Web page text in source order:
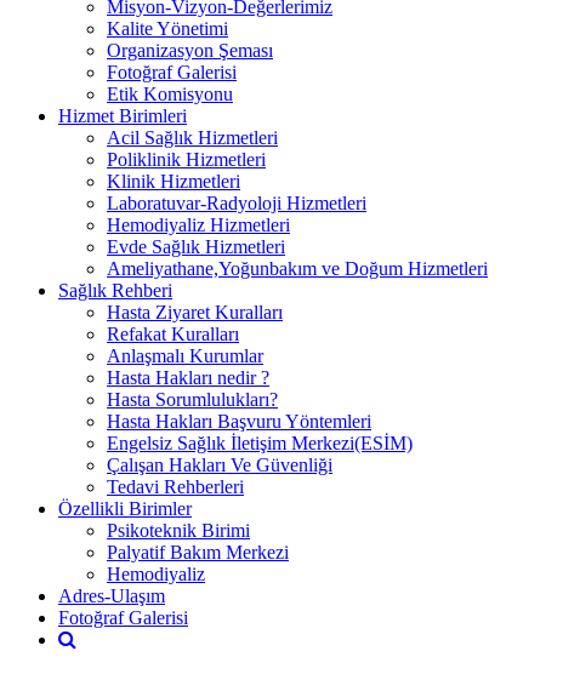
Misyon-Vizyon-Değerlerimiz
Kalite Yönetimi
Organizasyon Şeması
Fotoğraf Galerisi
Etik Komisyonu
Hizmet Birimleri
Acil Sağlık Hizmetleri
Poliklinik Hizmetleri
Klinik Hizmetleri
Laboratuvar-Radyoloji Hizmetleri
Hemodiyaliz Hizmetleri
Evde Sağlık Hizmetleri
Ameliyathane,Yoğunbakım ve Doğum Hizmetleri
Sağlık Rehberi
Hasta Ziyaret Kuralları
Refakat Kuralları
Anlaşmalı Kurumlar
Hasta Hakları nedir ?
Hasta Sorumlulukları?
Hasta Hakları Başvuru Yöntemleri
Engelsiz Sağlık İletişim Merkezi(ESİM)
Çalışan Hakları Ve Güvenliği
Tedavi Rehberleri
Özellikli Birimler
Psikoteknik Birimi
Palyatif Bakım Merkezi
Hemodiyaliz
Adres-Ulaşım
Fotoğraf Galerisi